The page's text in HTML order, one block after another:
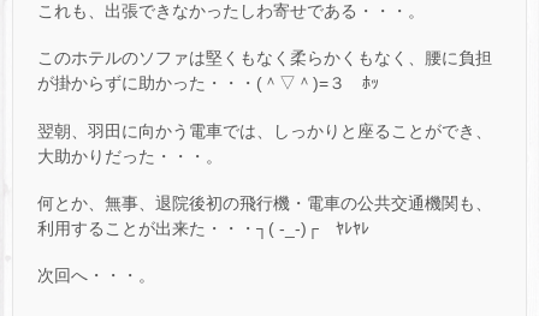
これも、出張できなかったしわ寄せである・・・。
このホテルのソファは堅くもなく柔らかくもなく、腰に負担
が掛からずに助かった・・・(＾▽＾)=３ ﾎｯ
翌朝、羽田に向かう電車では、しっかりと座ることができ、
大助かりだった・・・。
何とか、無事、退院後初の飛行機・電車の公共交通機関も、
利用することが出来た・・・┐( -_-)┌ ﾔﾚﾔﾚ
次回へ・・・。